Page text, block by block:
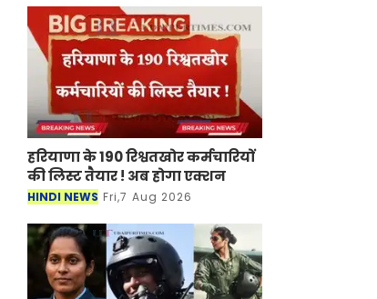
हरियाणा के 190 रिश्वतखोर कर्मचारियों
की लिस्ट तैयार ! अब होगा एक्शन
HINDI NEWS Fri,7 Aug 2026